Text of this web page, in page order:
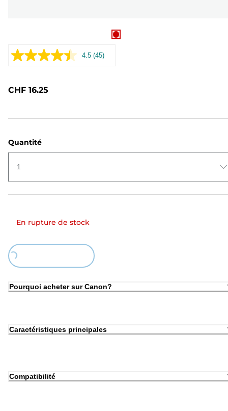
4.5 Lire
(45)
CHF 16.25
Quantité
1
En rupture de stock
Loading...
Pourquoi acheter sur Canon?
Caractéristiques principales
Compatibilité